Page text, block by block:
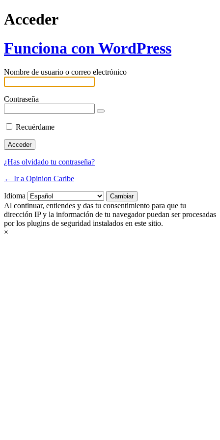
Acceder
Funciona con WordPress
Nombre de usuario o correo electrónico
Contraseña
Recuérdame
¿Has olvidado tu contraseña?
← Ir a Opinion Caribe
Idioma
Al continuar, entiendes y das tu consentimiento para que tu
dirección IP y la información de tu navegador puedan ser procesadas
por los plugins de seguridad instalados en este sitio.
×